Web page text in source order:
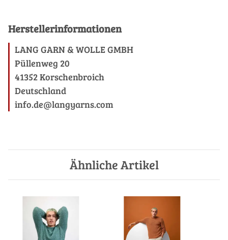
Herstellerinformationen
LANG GARN & WOLLE GMBH
Püllenweg 20
41352 Korschenbroich
Deutschland
info.de@langyarns.com
Ähnliche Artikel